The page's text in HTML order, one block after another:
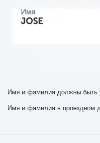
Имя и фамилия должны быть
Имя и фамилия в проездном